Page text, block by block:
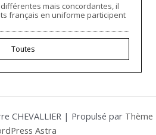
mais concordantes, il
français en uniforme participent
Toutes
CHEVALLIER | Propulsé par Thème
Astra